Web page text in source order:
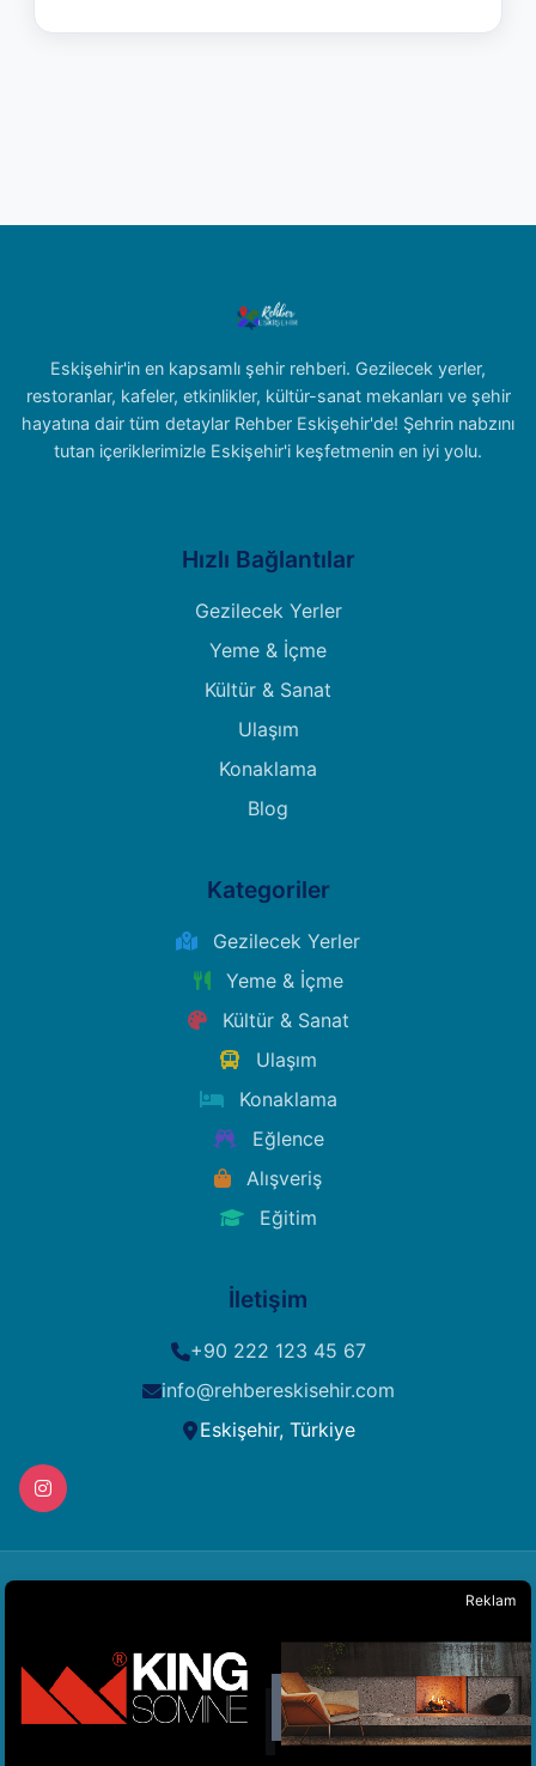
Eskişehir'in en kapsamlı şehir rehberi. Gezilecek yerler,
restoranlar, kafeler, etkinlikler, kültür-sanat mekanları ve şehir
hayatına dair tüm detaylar Rehber Eskişehir'de! Şehrin nabzını
tutan içeriklerimizle Eskişehir'i keşfetmenin en iyi yolu.
Hızlı Bağlantılar
Gezilecek Yerler
Yeme & İçme
Kültür & Sanat
Ulaşım
Konaklama
Blog
Kategoriler
Gezilecek Yerler
Yeme & İçme
Kültür & Sanat
Ulaşım
Konaklama
Eğlence
Alışveriş
Eğitim
İletişim
+90 222 123 45 67
info@rehbereskisehir.com
Eskişehir, Türkiye
Reklam